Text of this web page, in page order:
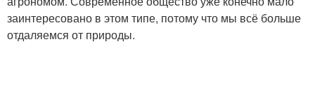
заинтересовано в этом типе, потому что мы всё больше
отдаляемся от природы.